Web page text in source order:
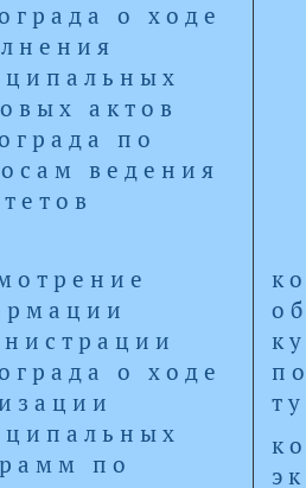
о ходе
актов
по
ведения
о ходе
по